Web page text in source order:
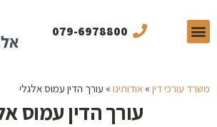
079-6978800
משרד עורכי דין » אודותינו » עורך הדין עמוס אלגלי
עורך הדין עמוס